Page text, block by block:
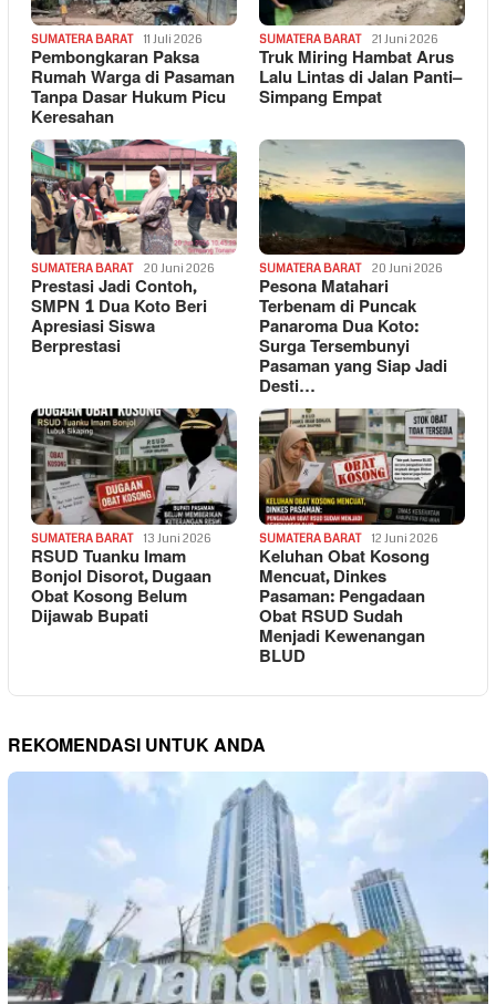
SUMATERA BARAT 11 Juli 2026
Pembongkaran Paksa
Rumah Warga di Pasaman
Tanpa Dasar Hukum Picu
Keresahan
SUMATERA BARAT 21 Juni 2026
Truk Miring Hambat Arus
Lalu Lintas di Jalan Panti–
Simpang Empat
SUMATERA BARAT 20 Juni 2026
Prestasi Jadi Contoh,
SMPN 1 Dua Koto Beri
Apresiasi Siswa
Berprestasi
SUMATERA BARAT 20 Juni 2026
Pesona Matahari
Terbenam di Puncak
Panaroma Dua Koto:
Surga Tersembunyi
Pasaman yang Siap Jadi
Desti…
SUMATERA BARAT 13 Juni 2026
RSUD Tuanku Imam
Bonjol Disorot, Dugaan
Obat Kosong Belum
Dijawab Bupati
SUMATERA BARAT 12 Juni 2026
Keluhan Obat Kosong
Mencuat, Dinkes
Pasaman: Pengadaan
Obat RSUD Sudah
Menjadi Kewenangan
BLUD
REKOMENDASI UNTUK ANDA